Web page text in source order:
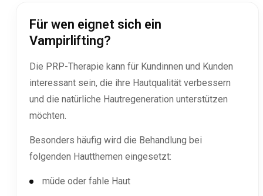
Für wen eignet sich ein
Vampirlifting?
Die PRP-Therapie kann für Kundinnen und Kunden
interessant sein, die ihre Hautqualität verbessern
und die natürliche Hautregeneration unterstützen
möchten.
Besonders häufig wird die Behandlung bei
folgenden Hautthemen eingesetzt:
müde oder fahle Haut